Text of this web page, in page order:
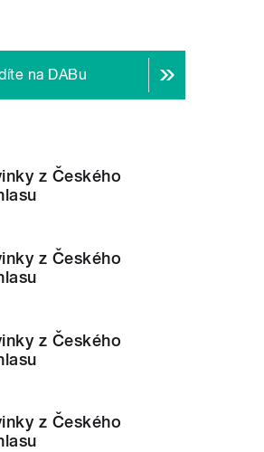
na DABu
z Českého
z Českého
z Českého
z Českého